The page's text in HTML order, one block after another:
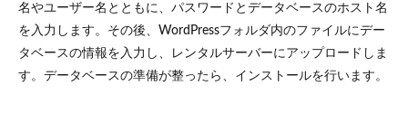
名やユーザー名とともに、パスワードとデータベースのホスト名
を入力します。その後、WordPressフォルダ内のファイルにデー
タベースの情報を入力し、レンタルサーバーにアップロードしま
す。データベースの準備が整ったら、インストールを行います。